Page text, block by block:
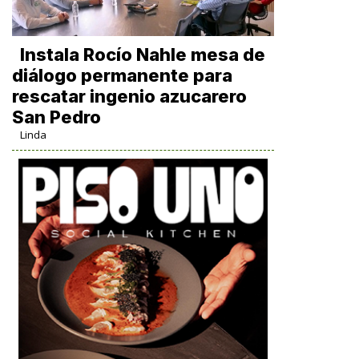
Instala Rocío Nahle mesa de
diálogo permanente para
rescatar ingenio azucarero
San Pedro
Linda